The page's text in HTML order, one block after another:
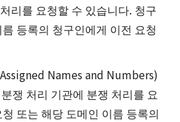
리를 요청할 수 있습니다. 청구
등록의 청구인에게 이전 요청
Names and Numbers)
쟁 처리 기관에 분쟁 처리를 요
또는 해당 도메인 이름 등록의